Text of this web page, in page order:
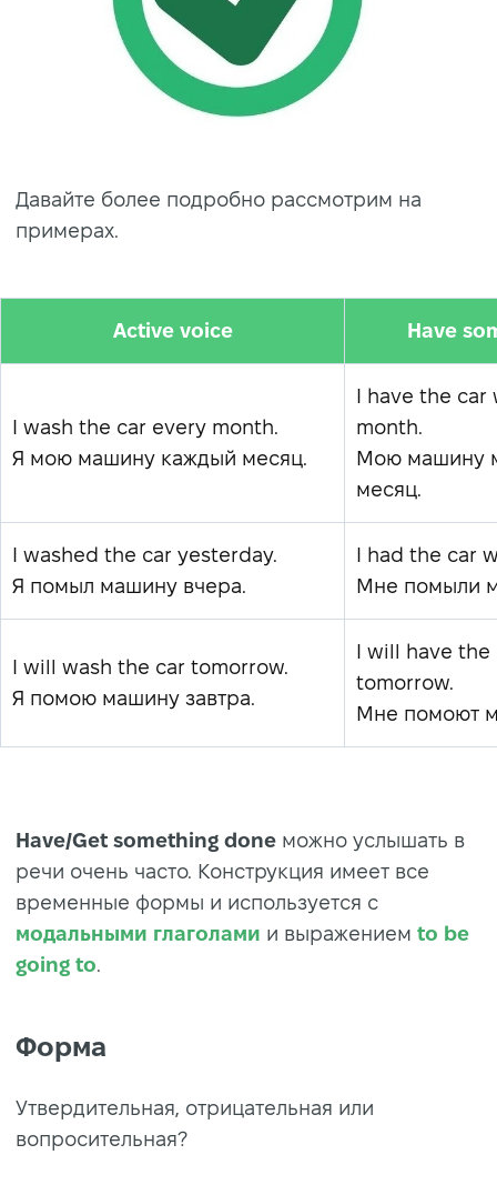
Давайте более подробно рассмотрим на
примерах.
Active voice Have
I wash the car every month.
Я мою машину каждый месяц.
I have the car
month.
Мою машину
месяц.
I washed the car yesterday.
Я помыл машину вчера.
I had the car
Мне помыли
I will wash the car tomorrow.
Я помою машину завтра.
I will have the
tomorrow.
Мне помоют
Have/Get something done можно услышать в
речи очень часто. Конструкция имеет все
временные формы и используется с
модальными глаголами и выражением to be
going to.
Форма
Утвердительная, отрицательная или
вопросительная?